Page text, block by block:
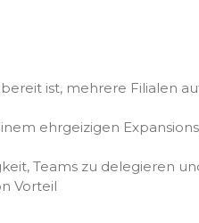
ist, mehrere Filialen
ehrgeizigen
Teams zu delegieren
Vorteil